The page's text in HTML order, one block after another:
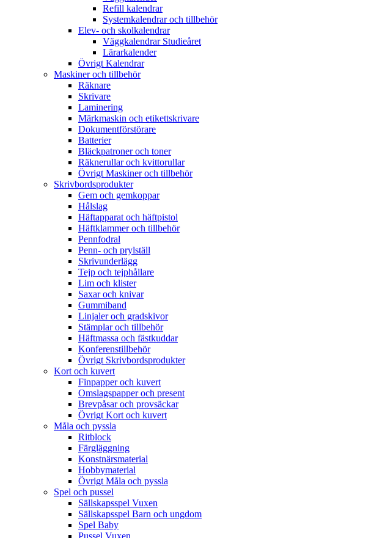
Refill kalendrar
Systemkalendrar och tillbehör
Elev- och skolkalendrar
Väggkalendrar Studieåret
Lärarkalender
Övrigt Kalendrar
Maskiner och tillbehör
Räknare
Skrivare
Laminering
Märkmaskin och etikettskrivare
Dokumentförstörare
Batterier
Bläckpatroner och toner
Räknerullar och kvittorullar
Övrigt Maskiner och tillbehör
Skrivbordsprodukter
Gem och gemkoppar
Hålslag
Häftapparat och häftpistol
Häftklammer och tillbehör
Pennfodral
Penn- och prylställ
Skrivunderlägg
Tejp och tejphållare
Lim och klister
Saxar och knivar
Gummiband
Linjaler och gradskivor
Stämplar och tillbehör
Häftmassa och fästkuddar
Konferenstillbehör
Övrigt Skrivbordsprodukter
Kort och kuvert
Finpapper och kuvert
Omslagspapper och present
Brevpåsar och provsäckar
Övrigt Kort och kuvert
Måla och pyssla
Ritblock
Färgläggning
Konstnärsmaterial
Hobbymaterial
Övrigt Måla och pyssla
Spel och pussel
Sällskapsspel Vuxen
Sällskapsspel Barn och ungdom
Spel Baby
Pussel Vuxen